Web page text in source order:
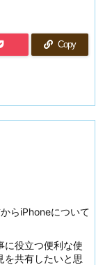
Copy
らiPhoneについて
に役立つ便利な使
を共有したいと思